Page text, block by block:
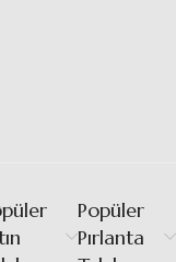
Popüler
Pırlanta